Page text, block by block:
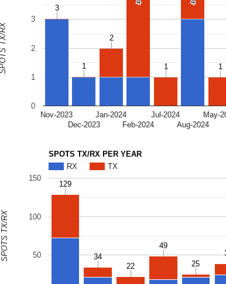
Nov-2023
Dec-2023
Jan-2024
Feb-2024
Jul-2024
Aug-2024
May-
0
1
2
3
3
3
1
1
2
2
1
1 1
1
RX
SPOTS TX/RX PER YEAR
RX
TX
50
100
150
129
129
34
34
22
22
49
49
25
25
SPOTS TX/RX